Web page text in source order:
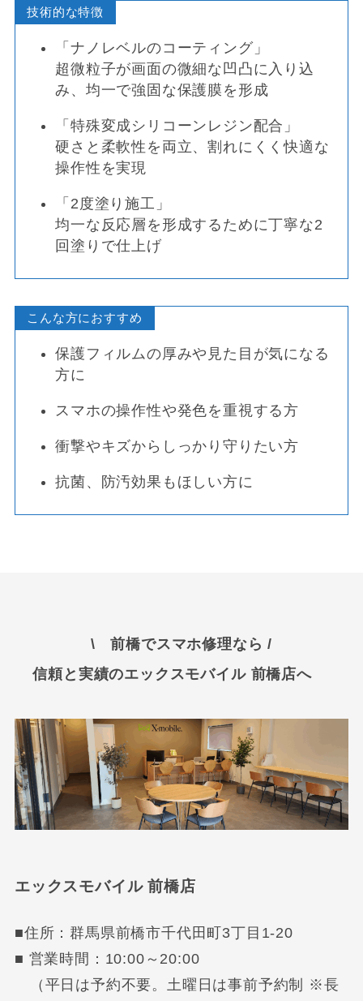
技術的な特徴
「ナノレベルのコーティング」
超微粒子が画面の微細な凹凸に入り込
み、均一で強固な保護膜を形成
「特殊変成シリコーンレジン配合」
硬さと柔軟性を両立、割れにくく快適な
操作性を実現
「2度塗り施工」
均一な反応層を形成するために丁寧な2
回塗りで仕上げ
こんな方におすすめ
保護フィルムの厚みや見た目が気になる
方に
スマホの操作性や発色を重視する方
衝撃やキズからしっかり守りたい方
抗菌、防汚効果もほしい方に
\ 前橋でスマホ修理なら /
信頼と実績のエックスモバイル 前橋店へ
エックスモバイル 前橋店
■住所：群馬県前橋市千代田町3丁目1-20
■ 営業時間：10:00～20:00
（平日は予約不要。土曜日は事前予約制 ※長